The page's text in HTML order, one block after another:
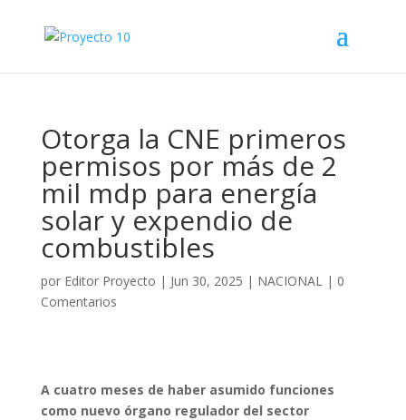
Otorga la CNE primeros
permisos por más de 2
mil mdp para energía
solar y expendio de
combustibles
por Editor Proyecto | Jun 30, 2025 | NACIONAL| 0
Comentarios
A cuatro meses de haber asumido funciones
como nuevo órgano regulador del sector